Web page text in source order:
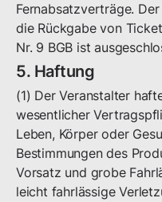
Fernabsatzverträge.
die Rückgabe von
Nr. 9 BGB ist
5. Haftung
(1) Der Veranstalter
wesentlicher
Leben, Körper oder
Bestimmungen des
Vorsatz und grobe
leicht fahrlässige